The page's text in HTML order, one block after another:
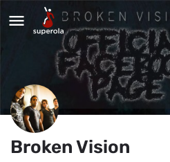
Broken Vision